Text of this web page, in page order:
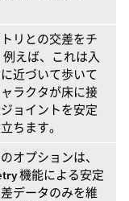
リとの交差をチ
えば、これは入
近づいて歩いて
ラクタが床に接
ョイントを安定
ちます。
オプションは、
機能による安定
データのみを維